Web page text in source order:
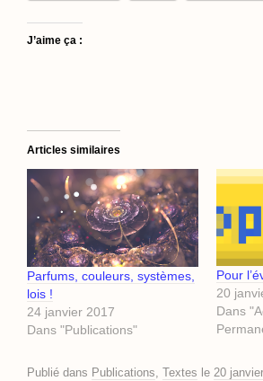
J’aime ça :
Articles similaires
Parfums, couleurs, systèmes,
lois !
24 janvier 2017
Dans "Publications"
Pour
20
Dans
Publié dans Publications, Textes le 20